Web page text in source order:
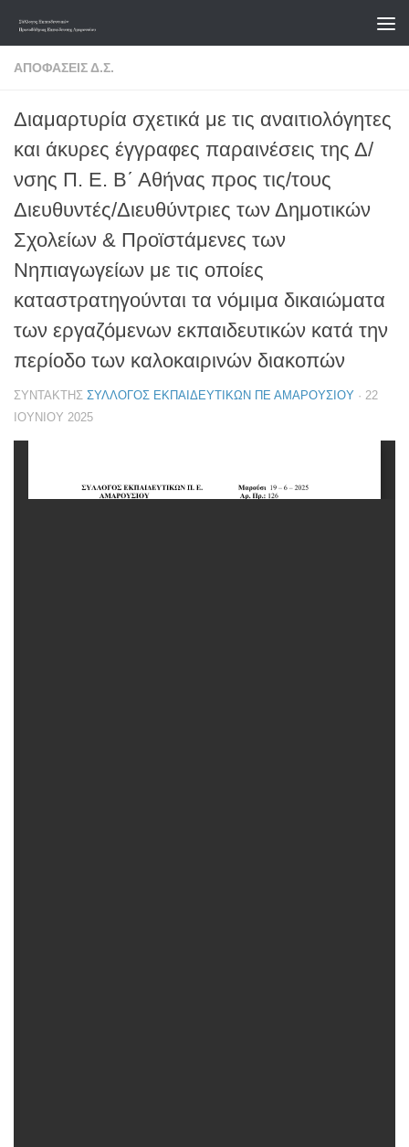
Skip to content
ΑΠΟΦΆΣΕΙΣ Δ.Σ.
Διαμαρτυρία σχετικά με τις αναιτιολόγητες
και άκυρες έγγραφες παραινέσεις της Δ/
νσης Π. Ε. Β΄ Αθήνας προς τις/τους
Διευθυντές/Διευθύντριες των Δημοτικών
Σχολείων & Προϊστάμενες των
Νηπιαγωγείων με τις οποίες
καταστρατηγούνται τα νόμιμα δικαιώματα
των εργαζόμενων εκπαιδευτικών κατά την
περίοδο των καλοκαιρινών διακοπών
ΣΥΝΤΆΚΤΗΣ ΣΎΛΛΟΓΟΣ ΕΚΠΑΙΔΕΥΤΙΚΏΝ ΠΕ ΑΜΑΡΟΥΣΊΟΥ · 22
ΙΟΥΝΊΟΥ 2025